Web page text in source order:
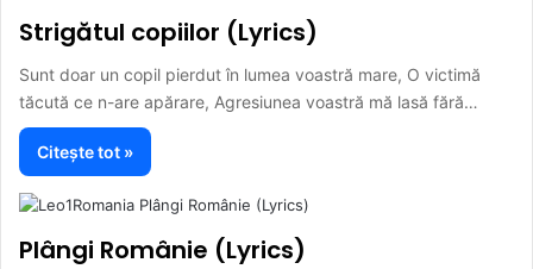
Strigătul copiilor (Lyrics)
Sunt doar un copil pierdut în lumea voastră mare, O victimă
tăcută ce n-are apărare, Agresiunea voastră mă lasă fără…
Citește tot »
Plângi Românie (Lyrics)